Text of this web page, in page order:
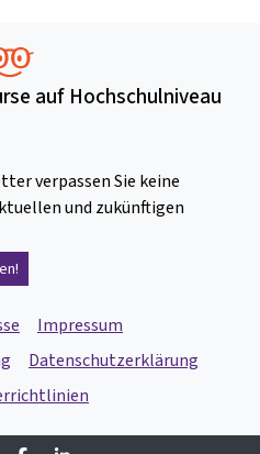
auf Hochschulniveau
verpassen Sie keine
und zukünftigen
Impressum
Datenschutzerklärung